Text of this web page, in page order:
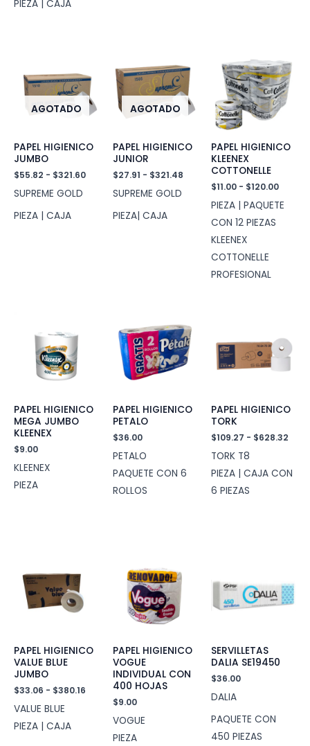
PIEZA | CAJA
AGOTADO
PAPEL HIGIENICO
JUMBO
$55.82 - $321.60Rango
precios:
$55.82
SUPREME GOLD
PIEZA | CAJA
AGOTADO
PAPEL HIGIENICO
JUNIOR
$27.91 - $321.48Rango
$321.48
SUPREME GOLD
PIEZA| CAJA
PAPEL HIGIENICO
KLEENEX
COTTONELLE
$11.00 - $120.00Rango
PIEZA | PAQUETE
CON 12 PIEZAS
KLEENEX
COTTONELLE
PROFESIONAL
PAPEL HIGIENICO
MEGA JUMBO
KLEENEX
$9.00
KLEENEX
PIEZA
PAPEL HIGIENICO
PETALO
$36.00
PETALO
PAQUETE CON 6
ROLLOS
PAPEL HIGIENICO
TORK
$109.27 - $628.32
TORK T8
PIEZA | CAJA CON
6 PIEZAS
PAPEL HIGIENICO
VALUE BLUE
JUMBO
$33.06 - $380.16 Rango
$33.06
VALUE BLUE
PIEZA | CAJA
PAPEL HIGIENICO
VOGUE
INDIVIDUAL CON
400 HOJAS
$9.00
VOGUE
PIEZA
SERVILLETAS
DALIA SE19450
$36.00
DALIA
PAQUETE CON
450 PIEZAS